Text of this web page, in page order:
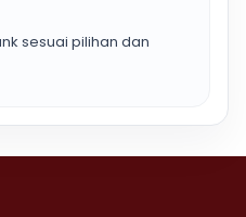
sesuai pilihan dan